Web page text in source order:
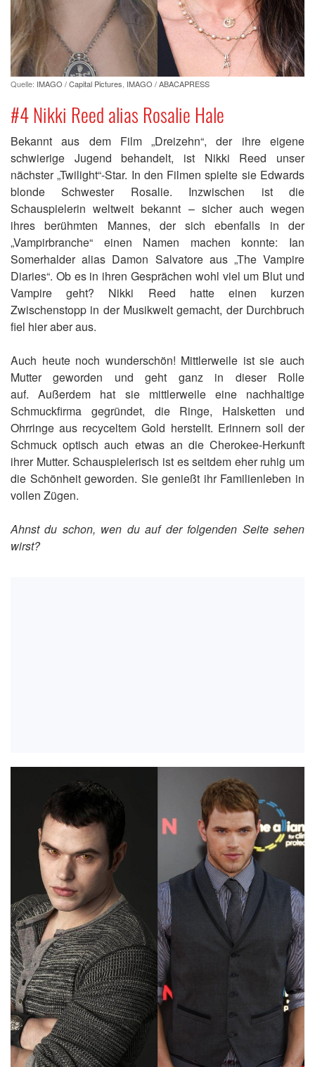
Quelle: IMAGO / Capital Pictures IMAGO / ABACAPRESS
#4 Nikki Reed alias Rosalie Hale
Bekannt aus dem Film „Dreizehn“, der ihre eigene
schwierige Jugend behandelt, ist Nikki Reed unser
nächster „Twilight“-Star. In den Filmen spielte sie Edwards
blonde Schwester Rosalie. Inzwischen ist die
Schauspielerin weltweit bekannt – sicher auch wegen
ihres berühmten Mannes, der sich ebenfalls in der
„Vampirbranche“ einen Namen machen konnte: Ian
Somerhalder alias Damon Salvatore aus „The Vampire
Diaries“. Ob es in ihren Gesprächen wohl viel um Blut und
Vampire geht? Nikki Reed hatte einen kurzen
Zwischenstopp in der Musikwelt gemacht, der Durchbruch
fiel hier aber aus.
Auch heute noch wunderschön! Mittlerweile ist sie auch
Mutter geworden und geht ganz in dieser Rolle
auf. Außerdem hat sie mittlerweile eine nachhaltige
Schmuckfirma gegründet, die Ringe, Halsketten und
Ohrringe aus recyceltem Gold herstellt. Erinnern soll der
Schmuck optisch auch etwas an die Cherokee-Herkunft
ihrer Mutter. Schauspielerisch ist es seitdem eher ruhig um
die Schönheit geworden. Sie genießt ihr Familienleben in
vollen Zügen.
Ahnst du schon, wen du auf der folgenden Seite sehen
wirst?